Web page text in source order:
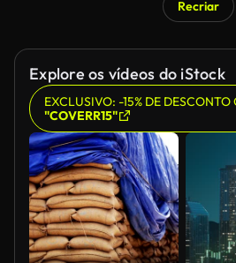
Recriar
Explore os vídeos do iStock
EXCLUSIVO: -15% DE
"COVERR15"